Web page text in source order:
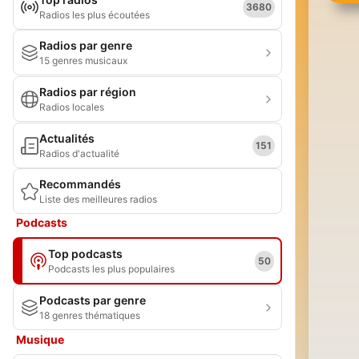
Radios les plus écoutées
3680
Radios par genre
15 genres musicaux
Radios par région
Radios locales
Actualités
Radios d'actualité
151
Recommandés
Liste des meilleures radios
Podcasts
Top podcasts
Podcasts les plus populaires
50
Podcasts par genre
18 genres thématiques
Musique